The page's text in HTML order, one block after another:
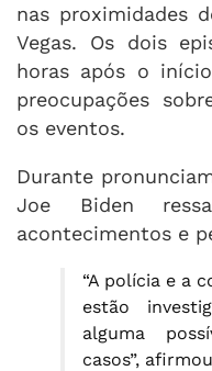
nas proximidades
Vegas. Os dois
horas após o
preocupações
os eventos.
Durante
Joe Biden
acontecimentos e
“A polícia e a
estão
alguma
casos”,